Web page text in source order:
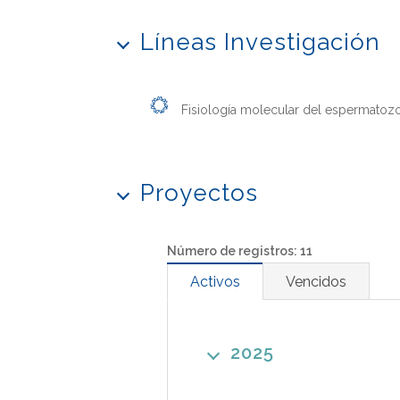
Líneas Investigación
Fisiología molecular del
Proyectos
Número de registros: 11
Activos Vencidos
2025